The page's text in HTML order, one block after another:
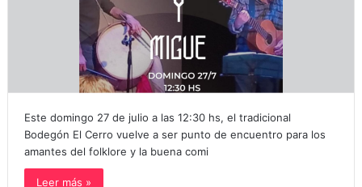
Este domingo 27 de julio a las 12:30 hs, el tradicional
Bodegón El Cerro vuelve a ser punto de encuentro para los
amantes del folklore y la buena comi
Leer más »